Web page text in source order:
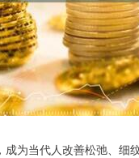
为当代人改善松弛、